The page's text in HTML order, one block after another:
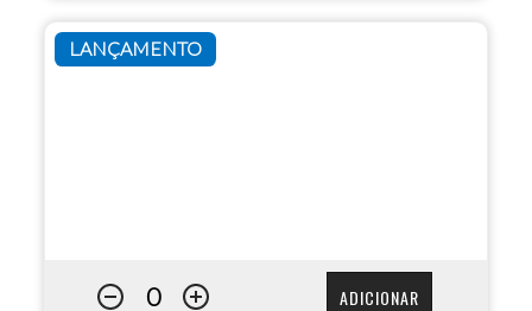
LANÇAMENTO
ADICIONAR